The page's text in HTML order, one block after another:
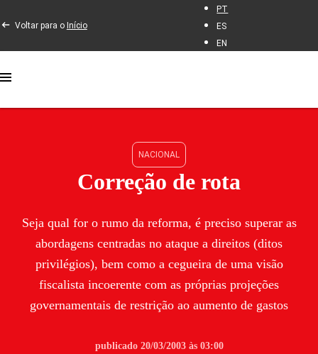
Voltar para o Início
PT
ES
EN
NACIONAL
Correção de rota
Seja qual for o rumo da reforma, é preciso superar as
abordagens centradas no ataque a direitos (ditos
privilégios), bem como a cegueira de uma visão
fiscalista incoerente com as próprias projeções
governamentais de restrição ao aumento de gastos
publicado 20/03/2003 às 03:00